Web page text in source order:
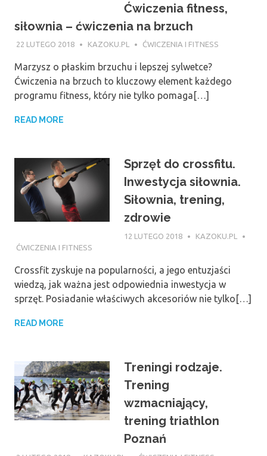
Ćwiczenia fitness,
siłownia – ćwiczenia na brzuch
22 LUTEGO 2018 KAZOKU.PL ĆWICZENIA I FITNESS
Marzysz o płaskim brzuchu i lepszej sylwetce?
Ćwiczenia na brzuch to kluczowy element każdego
programu fitness, który nie tylko pomaga[…]
READ MORE
Sprzęt do crossfitu.
Inwestycja siłownia.
Siłownia, trening,
zdrowie
12 LUTEGO 2018
KAZOKU.PL
ĆWICZENIA I FITNESS
Crossfit zyskuje na popularności, a jego entuzjaści
wiedzą, jak ważna jest odpowiednia inwestycja w
sprzęt. Posiadanie właściwych akcesoriów nie tylko[…]
READ MORE
Treningi rodzaje.
Trening
wzmacniający,
trening triathlon
Poznań